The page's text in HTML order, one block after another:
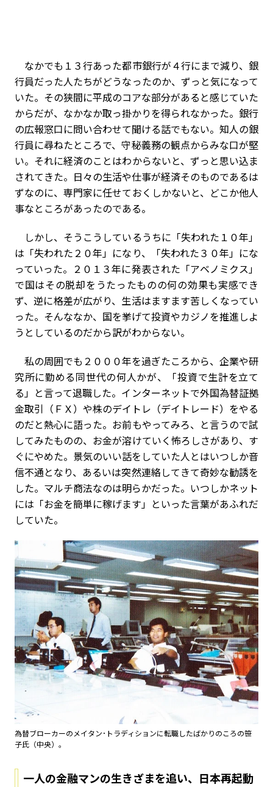
なかでも１３行あった都市銀行が４行にまで減り、銀
行員だった人たちがどうなったのか、ずっと気になって
いた。その狭間に平成のコアな部分があると感じていた
からだが、なかなか取っ掛かりを得られなかった。銀行
の広報窓口に問い合わせて聞ける話でもない。知人の銀
行員に尋ねたところで、守秘義務の観点からみな口が堅
い。それに経済のことはわからないと、ずっと思い込ま
されてきた。日々の生活や仕事が経済そのものであるは
ずなのに、専門家に任せておくしかないと、どこか他人
事なところがあったのである。
しかし、そうこうしているうちに「失われた１０年」
は「失われた２０年」になり、「失われた３０年」にな
っていった。２０１３年に発表された「アベノミクス」
で国はその脱却をうたったものの何の効果も実感でき
ず、逆に格差が広がり、生活はますます苦しくなってい
った。そんななか、国を挙げて投資やカジノを推進しよ
うとしているのだから訳がわからない。
私の周囲でも２０００年を過ぎたころから、企業や研
究所に勤める同世代の何人かが、「投資で生計を立て
る」と言って退職した。インターネットで外国為替証拠
金取引（ＦＸ）や株のデイトレ（デイトレード）をやる
のだと熱心に語った。お前もやってみろ、と言うので試
してみたものの、お金が溶けていく怖ろしさがあり、す
ぐにやめた。景気のいい話をしていた人とはいつしか音
信不通となり、あるいは突然連絡してきて奇妙な勧誘を
した。マルチ商法なのは明らかだった。いつしかネット
には「お金を簡単に稼げます」といった言葉があふれだ
していた。
為替ブローカーのメイタン･トラディションに転職したばかりのころの笹
子氏（中央）。
一人の金融マンの生きざまを追い、日本再起動